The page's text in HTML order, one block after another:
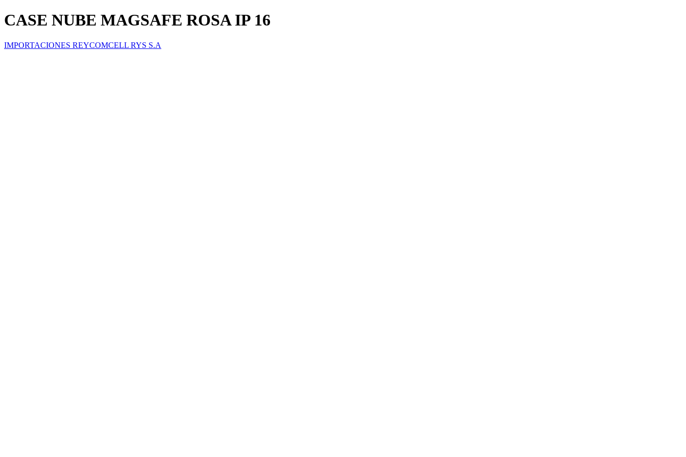
CASE NUBE MAGSAFE ROSA IP 16
IMPORTACIONES REYCOMCELL RYS S.A